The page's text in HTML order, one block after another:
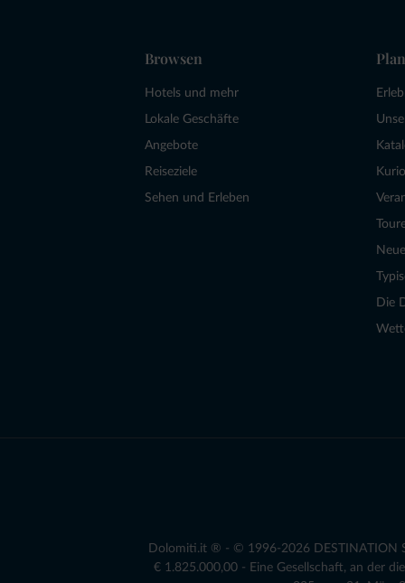
Browsen
Hotels und mehr
Lokale Geschäfte
Angebote
Reiseziele
Sehen und Erleben
Die
Dolomiti.it ® - © 1996-2026 DESTINATION
€ 1.825.000,00 - Eine Gesellschaft, an der